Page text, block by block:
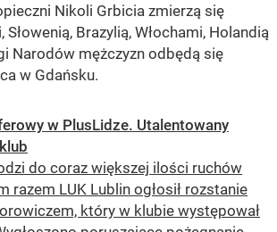
Nikoli Grbicia zmierzą się
Słowenią, Brazylią, Włochami, Holandią
Narodów mężczyzn odbędą się
w Gdańsku.
w PlusLidze. Utalentowany
do coraz większej ilości ruchów
razem LUK Lublin ogłosił rozstanie
który w klubie występował